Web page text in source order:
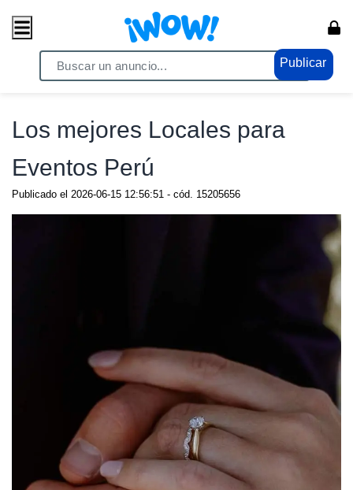
Publicar
/ Comercio / Oportunidades
Los mejores Locales para
Eventos Perú
Publicado el 2026-06-15 12:56:51 - cód. 15205656